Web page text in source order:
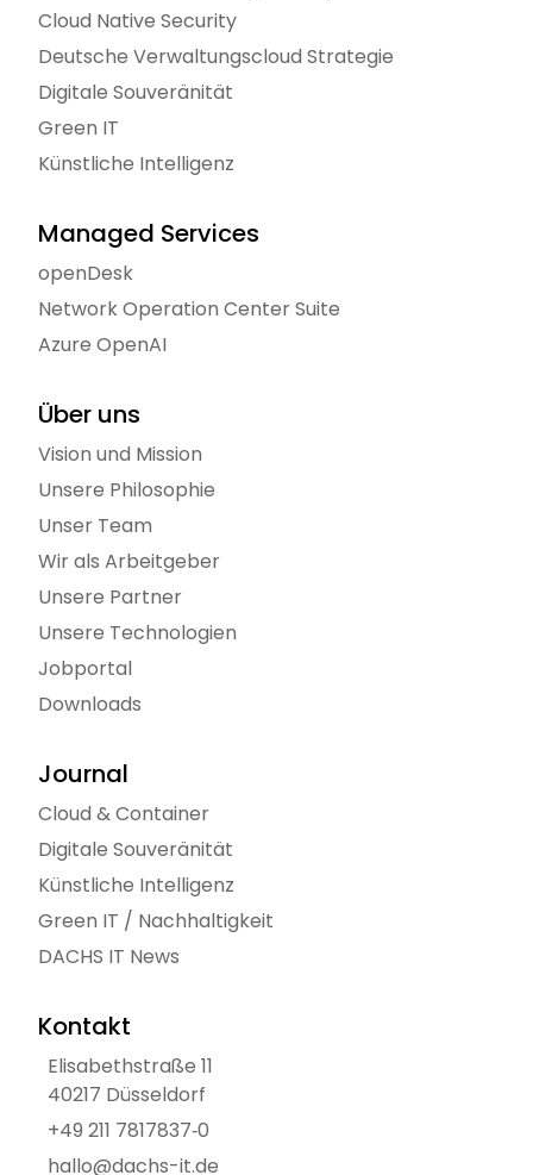
Cloud Native Security
Deutsche Verwaltungscloud Strategie
Digitale Souveränität
Green IT
Künstliche Intelligenz
Managed Services
openDesk
Network Operation Center Suite
Azure OpenAI
Über uns
Vision und Mission
Unsere Philosophie
Unser Team
Wir als Arbeitgeber
Unsere Partner
Unsere Technologien
Jobportal
Downloads
Journal
Cloud & Container
Digitale Souveränität
Künstliche Intelligenz
Green IT / Nachhaltigkeit
DACHS IT News
Kontakt
Elisabethstraße 11
40217 Düsseldorf
+49 211 7817837‑0
hallo@dachs-it.de